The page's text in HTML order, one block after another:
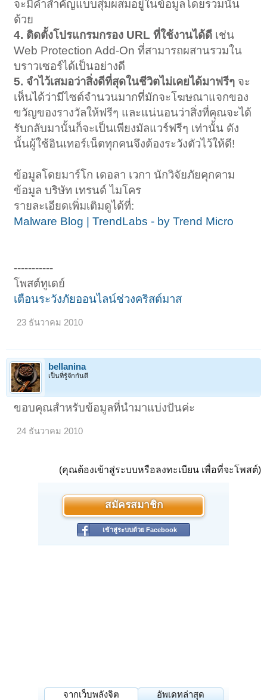
จะมีคำสำคัญแบบสุ่มผสมอยู่ในข้อมูลโดยรวมนั้น
ด้วย
4. ติดตั้งโปรแกรมกรอง URL ที่ใช้งานได้ดี เช่น
Web Protection Add-On ที่สามารถผสานรวมใน
บราวเซอร์ได้เป็นอย่างดี
5. จำไว้เสมอว่าสิ่งดีที่สุดในชีวิตไม่เคยได้มาฟรีๆ จะ
เห็นได้ว่ามีไซต์จำนวนมากที่มักจะโฆษณาแจกของ
ขวัญของรางวัลให้ฟรีๆ และแน่นอนว่าสิ่งที่คุณจะได้
รับกลับมานั้นก็จะเป็นเพียงมัลแวร์ฟรีๆ เท่านั้น ดัง
นั้นผู้ใช้อินเทอร์เน็ตทุกคนจึงต้องระวังตัวไว้ให้ดี!
ข้อมูลโดยมาร์โก เดอลา เวกา นักวิจัยภัยคุกคาม
ข้อมูล บริษัท เทรนด์ ไมโคร
รายละเอียดเพิ่มเติมดูได้ที่:
Malware Blog | TrendLabs - by Trend Micro
-----------
โพสต์ทูเดย์
เตือนระวังภัยออนไลน์ช่วงคริสต์มาส
23 ธันวาคม 2010
bellanina
เป็นที่รู้จักกันดี
ขอบคุณสำหรับข้อมูลที่นำมาแบ่งปันค่ะ
24 ธันวาคม 2010
(คุณต้องเข้าสู่ระบบหรือลงทะเบียน เพื่อที่จะโพสต์)
สมัครสมาชิก
เข้าสู่ระบบด้วย Facebook
จากเว็บพลังจิต อัพเดทล่าสุด